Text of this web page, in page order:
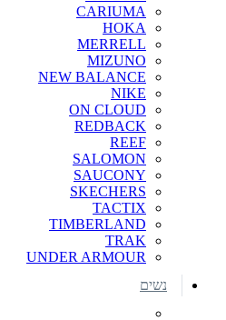
CARIUMA
HOKA
MERRELL
MIZUNO
NEW BALANCE
NIKE
ON CLOUD
REDBACK
REEF
SALOMON
SAUCONY
SKECHERS
TACTIX
TIMBERLAND
TRAK
UNDER ARMOUR
נשים